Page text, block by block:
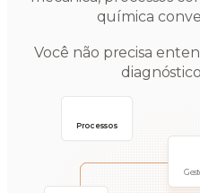
Processos
química
Você não precisa